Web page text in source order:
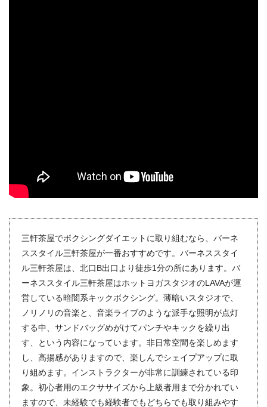
三軒茶屋でボクシングダイエットに取り組むなら、バーネ
ススタイル三軒茶屋が一番おすすめです。バーネススタイ
ル三軒茶屋は、北口B出口より徒歩1分の所にあります。バ
ーネススタイル三軒茶屋はホットヨガスタジオのLAVAが運
営している暗闇系キックボクシング。薄暗いスタジオで、
ノリノリの音楽と、音楽ライブのような派手な照明が点灯
する中、サンドバッグめがけてパンチやキックを繰り出
す、という内容になっています。非日常空間を楽しめます
し、高揚感がありますので、楽しんでシェイプアップに取
り組めます。インストラクターが非常に訓練されている印
象。初心者用のエクササイズから上級者用まで分かれてい
ますので、未経験でも経験者でもどちらでも取り組みやす